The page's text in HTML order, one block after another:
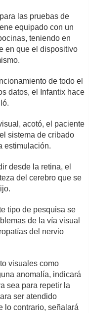
las pruebas de
equipado con un
teniendo en
en que el dispositivo
de todo el
datos, el Infantix hace
acotó, el paciente
sistema de cribado
estimulación.
desde la retina, el
del cerebro que se
tipo de pesquisa se
de la vía visual
del nervio
visuales como
anomalía, indicará
sea para repetir la
ser atendido
lo contrario, señalará